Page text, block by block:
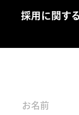
採用に関す